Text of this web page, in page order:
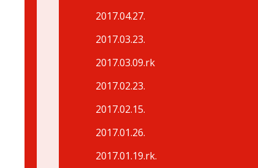
2017.04.27.
2017.03.23.
2017.03.09.rk
2017.02.23.
2017.02.15.
2017.01.26.
2017.01.19.rk.